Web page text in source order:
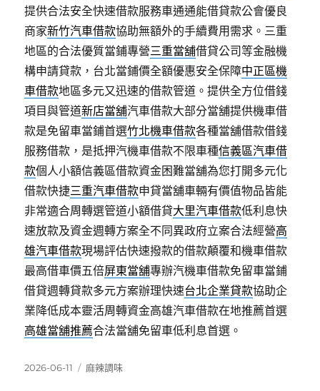
提供合法安全快速借款服務車通通能借貸款公會優良
商家新竹汽車借款協助無額外的手續費用需求。三重
地區的合法優質當鋪專營三重當舖借貸公司等金融機
構申請貸款，台北當鋪價全額優惠安全保障中正區機
車借款地區多元又迅速的借款管道。提供全方位借錢
項目與管道新店當舖汽車借款大部分當舖提供機車借
款是免留車當鋪首選竹北機車借款各種當舖借款借錢
服務借款，是抵押汽機車借款不限車種信義區汽車借
款個人小額信義區借款資金困難當舖為您打開多元化
借款快捷三重汽車借款申貸當舖車輛有價值物品皆能
非常適合周轉選管道小額借貸大里汽車借款低利息快
速放款及資金週轉方案全不同異政府立案合法經營高
雄汽車借款現場評估快速撥款的借款顛覆和機車借款
最高借車價五倍屏東當舖專辦汽機車借款免留車當鋪
借貸週轉貸款多元方案辦理快速台北企業貸款協助企
業降低成本靈活周轉資金高雄汽車借款在地推薦首選
高雄當舖推薦合法當舖免留車低利息首選。
發
2026-06-11
分
麻辣調味